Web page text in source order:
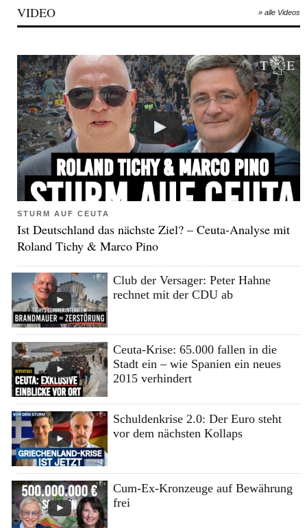
VIDEO » alle Videos
STURM AUF CEUTA
Ist Deutschland das nächste Ziel? – Ceuta-Analyse mit
Roland Tichy & Marco Pino
Club der Versager: Peter Hahne
rechnet mit der CDU ab
Ceuta-Krise: 65.000 fallen in die
Stadt ein – wie Spanien ein neues
2015 verhindert
Schuldenkrise 2.0: Der Euro steht
vor dem nächsten Kollaps
Cum-Ex-Kronzeuge auf Bewährung
frei